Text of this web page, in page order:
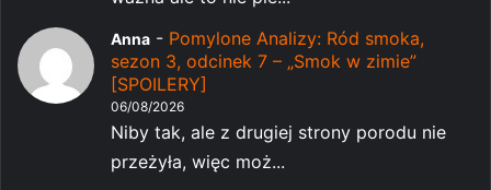
Anna - Pomylone Analizy: Ród smoka,
sezon 3, odcinek 7 – „Smok w zimie”
[SPOILERY]
06/08/2026
Niby tak, ale z drugiej strony porodu nie
przeżyła, więc moż...